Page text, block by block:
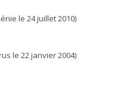
le 24 juillet 2010)
le 22 janvier 2004)